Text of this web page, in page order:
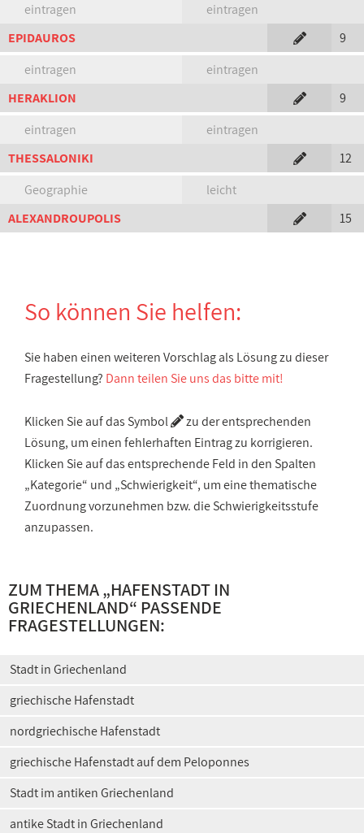
eintragen
eintragen
EPIDAUROS
9
eintragen
eintragen
HERAKLION
9
eintragen
eintragen
THESSALONIKI
12
Geographie
leicht
ALEXANDROUPOLIS
15
So können Sie helfen:
Sie haben einen weiteren Vorschlag als Lösung zu dieser
Fragestellung? Dann teilen Sie uns das bitte mit!
Klicken Sie auf das Symbol
zu der entsprechenden
Lösung, um einen fehlerhaften Eintrag zu korrigieren.
Klicken Sie auf das entsprechende Feld in den Spalten
„Kategorie“ und „Schwierigkeit“, um eine thematische
Zuordnung vorzunehmen bzw. die Schwierigkeitsstufe
anzupassen.
ZUM THEMA „HAFENSTADT IN
GRIECHENLAND“ PASSENDE
FRAGESTELLUNGEN:
Stadt in Griechenland
griechische Hafenstadt
nordgriechische Hafenstadt
griechische Hafenstadt auf dem Peloponnes
Stadt im antiken Griechenland
antike Stadt in Griechenland